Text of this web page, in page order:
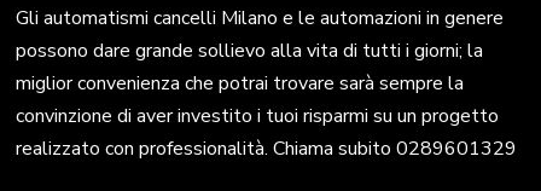
Gli automatismi cancelli Milano e le automazioni in genere
possono dare grande sollievo alla vita di tutti i giorni; la
miglior convenienza che potrai trovare sarà sempre la
convinzione di aver investito i tuoi risparmi su un progetto
realizzato con professionalità. Chiama subito 0289601329